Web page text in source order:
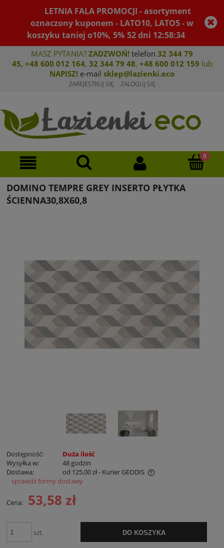
LETNIA FALA PROMOCJI - asortyment
oznaczony kuponem - LATO10, LATO5 - w
koszyku taniej o10%, 5% 52dni 12:58:34
MASZ PYTANIA? ZADZWOŃ! telefon 32 344 79
45, +48 600 012 164, 32 344 79 48, +48 600 012 159 lub
NAPISZ! e-mail sklep@lazienki.eco
ZAREJESTRUJ SIĘ ZALOGUJ SIĘ
DOMINO TEMPRE GREY INSERTO PŁYTKA
ŚCIENNA30,8X60,8
Dostępność:
Duża ilość
Wysyłka w:
48 godzin
Dostawa:
od 125,00 zł- Kurier GEODIS
Cena nie zawiera ewentualnych kosztów płatności
sprawdź formy dostawy
Cena: 53,58 zł
szt. DO KOSZYKA